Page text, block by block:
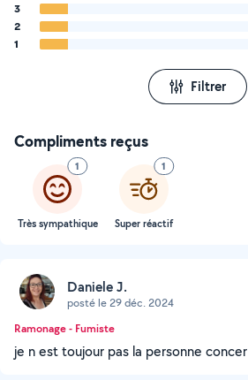
3
2
1
Filtrer
Compliments reçus
1
Très sympathique
1
Super réactif
Daniele J.
posté le 29 déc. 2024
Ramonage - Fumiste
je n est toujour pas la personne concer